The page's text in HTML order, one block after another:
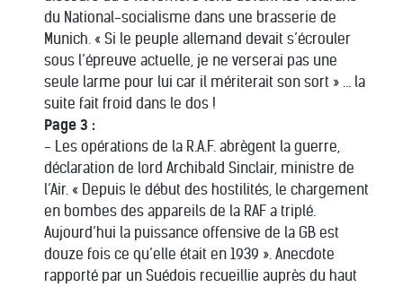
du National-socialisme dans une brasserie de
Munich. « Si le peuple allemand devait s’écrouler
sous l’épreuve actuelle, je ne verserai pas une
seule larme pour lui car il mériterait son sort » … la
suite fait froid dans le dos !
Page 3 :
- Les opérations de la R.A.F. abrègent la guerre,
déclaration de lord Archibald Sinclair, ministre de
l’Air. « Depuis le début des hostilités, le chargement
en bombes des appareils de la RAF a triplé.
Aujourd’hui la puissance offensive de la GB est
douze fois ce qu’elle était en 1939 ». Anecdote
rapporté par un Suédois recueillie auprès du haut